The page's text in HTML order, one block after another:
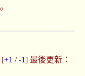
[+1 /-1] 最後更新：